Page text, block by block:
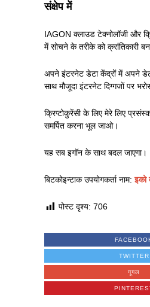
संक्षेप में
IAGON क्लाउड टेक्नोलॉजी और
में सोचने के तरीके को क्रांतिकारी
अपने इंटरनेट डेटा केंद्रों में अपने
साथ मौजूदा इंटरनेट दिग्गजों पर
क्रिप्टोकुरेंसी के लिए मेरे लिए
समर्पित करना भूल जाओ।
यह सब इगॉन के साथ बदल जाएगा।
बिटकोइन्टाक उपयोगकर्ता नाम:इको
पोस्ट दृश्य: 706
TWITTER
गूगल